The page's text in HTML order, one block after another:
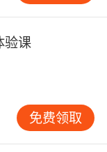
输给大脑的信
期，他们首先
暗交界处……到
期：喜欢观察
。
验课
免费领取